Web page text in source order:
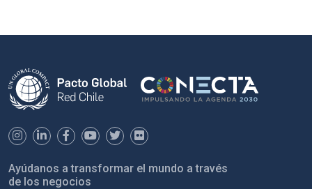
Ayúdanos a transformar el mundo a través
de los negocios